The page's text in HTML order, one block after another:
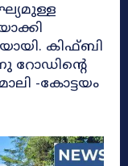
കിഫ്‌ബി
റോഡിന്റെ